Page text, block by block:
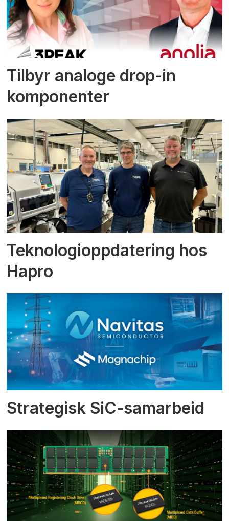
Tilbyr analoge drop-in
komponenter
Teknologioppdatering hos
Hapro
Strategisk SiC-samarbeid